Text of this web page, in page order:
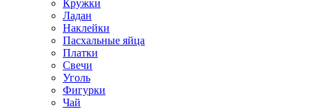
Кружки
Ладан
Наклейки
Пасхальные яйца
Платки
Свечи
Уголь
Фигурки
Чай